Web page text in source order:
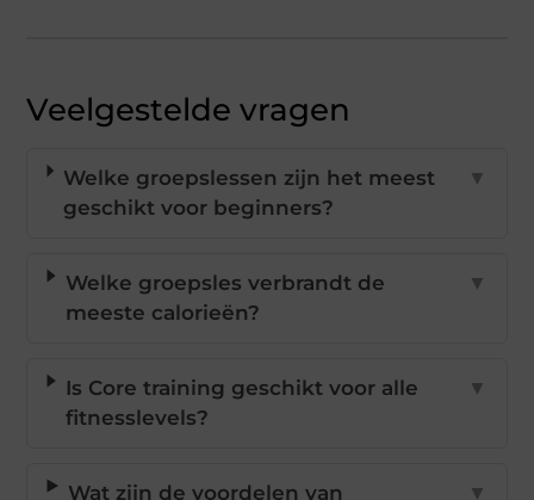
Veelgestelde vragen
Welke groepslessen zijn het meest
geschikt voor beginners?
▼
Welke groepsles verbrandt de
meeste calorieën?
▼
Is Core training geschikt voor alle
fitnesslevels?
▼
Wat zijn de voordelen van ▼